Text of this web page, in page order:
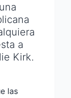
a
Kirk.
las